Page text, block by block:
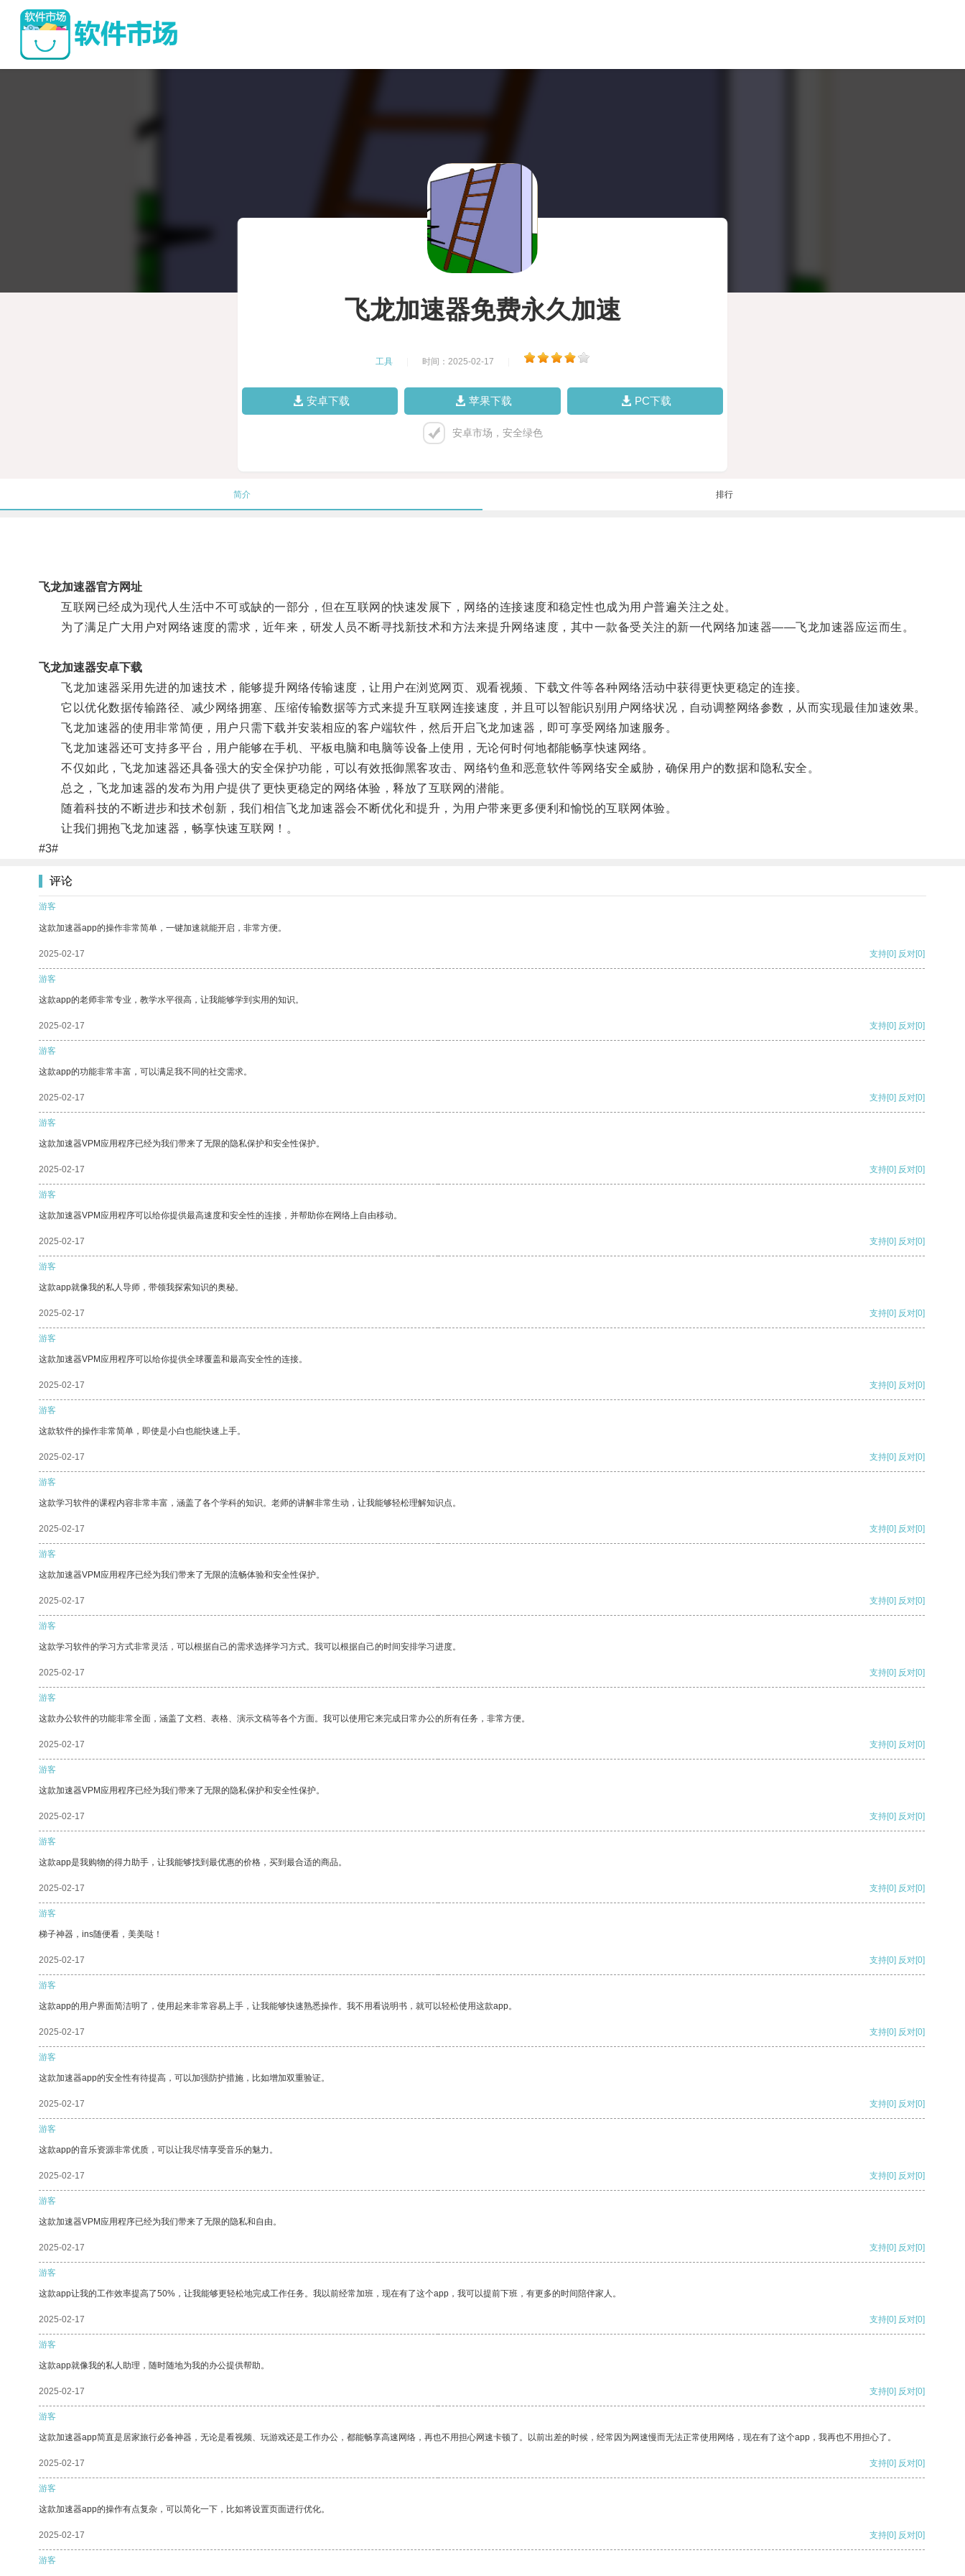
飞龙加速器免费永久加速
工具 时间：2025-02-17
安卓下载 苹果下载 PC下载
安卓市场，安全绿色
简介 排行
飞龙加速器官方网址
互联网已经成为现代人生活中不可或缺的一部分，但在互联网的快速发展下，网络的连接速度和稳定性也成为用户普遍关注之处。
为了满足广大用户对网络速度的需求，近年来，研发人员不断寻找新技术和方法来提升网络速度，其中一款备受关注的新一代网络加速器——飞龙加速器应运而生。
飞龙加速器安卓下载
飞龙加速器采用先进的加速技术，能够提升网络传输速度，让用户在浏览网页、观看视频、下载文件等各种网络活动中获得更快更稳定的连接。
它以优化数据传输路径、减少网络拥塞、压缩传输数据等方式来提升互联网连接速度，并且可以智能识别用户网络状况，自动调整网络参数，从而实现最佳加速效果。
飞龙加速器的使用非常简便，用户只需下载并安装相应的客户端软件，然后开启飞龙加速器，即可享受网络加速服务。
飞龙加速器还可支持多平台，用户能够在手机、平板电脑和电脑等设备上使用，无论何时何地都能畅享快速网络。
不仅如此，飞龙加速器还具备强大的安全保护功能，可以有效抵御黑客攻击、网络钓鱼和恶意软件等网络安全威胁，确保用户的数据和隐私安全。
总之，飞龙加速器的发布为用户提供了更快更稳定的网络体验，释放了互联网的潜能。
随着科技的不断进步和技术创新，我们相信飞龙加速器会不断优化和提升，为用户带来更多便利和愉悦的互联网体验。
让我们拥抱飞龙加速器，畅享快速互联网！。
#3#
评论
游客
这款加速器app的操作非常简单，一键加速就能开启，非常方便。
2025-02-17 支持[0] 反对[0]
游客
这款app的老师非常专业，教学水平很高，让我能够学到实用的知识。
2025-02-17 支持[0] 反对[0]
游客
这款app的功能非常丰富，可以满足我不同的社交需求。
2025-02-17 支持[0] 反对[0]
游客
这款加速器VPM应用程序已经为我们带来了无限的隐私保护和安全性保护。
2025-02-17 支持[0] 反对[0]
游客
这款加速器VPM应用程序可以给你提供最高速度和安全性的连接，并帮助你在网络上自由移动。
2025-02-17 支持[0] 反对[0]
游客
这款app就像我的私人导师，带领我探索知识的奥秘。
2025-02-17 支持[0] 反对[0]
游客
这款加速器VPM应用程序可以给你提供全球覆盖和最高安全性的连接。
2025-02-17 支持[0] 反对[0]
游客
这款软件的操作非常简单，即使是小白也能快速上手。
2025-02-17 支持[0] 反对[0]
游客
这款学习软件的课程内容非常丰富，涵盖了各个学科的知识。老师的讲解非常生动，让我能够轻松理解知识点。
2025-02-17 支持[0] 反对[0]
游客
这款加速器VPM应用程序已经为我们带来了无限的流畅体验和安全性保护。
2025-02-17 支持[0] 反对[0]
游客
这款学习软件的学习方式非常灵活，可以根据自己的需求选择学习方式。我可以根据自己的时间安排学习进度。
2025-02-17 支持[0] 反对[0]
游客
这款办公软件的功能非常全面，涵盖了文档、表格、演示文稿等各个方面。我可以使用它来完成日常办公的所有任务，非常方便。
2025-02-17 支持[0] 反对[0]
游客
这款加速器VPM应用程序已经为我们带来了无限的隐私保护和安全性保护。
2025-02-17 支持[0] 反对[0]
游客
这款app是我购物的得力助手，让我能够找到最优惠的价格，买到最合适的商品。
2025-02-17 支持[0] 反对[0]
游客
梯子神器，ins随便看，美美哒！
2025-02-17 支持[0] 反对[0]
游客
这款app的用户界面简洁明了，使用起来非常容易上手，让我能够快速熟悉操作。我不用看说明书，就可以轻松使用这款app。
2025-02-17 支持[0] 反对[0]
游客
这款加速器app的安全性有待提高，可以加强防护措施，比如增加双重验证。
2025-02-17 支持[0] 反对[0]
游客
这款app的音乐资源非常优质，可以让我尽情享受音乐的魅力。
2025-02-17 支持[0] 反对[0]
游客
这款加速器VPM应用程序已经为我们带来了无限的隐私和自由。
2025-02-17 支持[0] 反对[0]
游客
这款app让我的工作效率提高了50%，让我能够更轻松地完成工作任务。我以前经常加班，现在有了这个app，我可以提前下班，有更多的时间陪伴家人。
2025-02-17 支持[0] 反对[0]
游客
这款app就像我的私人助理，随时随地为我的办公提供帮助。
2025-02-17 支持[0] 反对[0]
游客
这款加速器app简直是居家旅行必备神器，无论是看视频、玩游戏还是工作办公，都能畅享高速网络，再也不用担心网速卡顿了。以前出差的时候，经常因为网速慢而无法正常使用网络，现在有了这个app，我再也不用担心了。
2025-02-17 支持[0] 反对[0]
游客
这款加速器app的操作有点复杂，可以简化一下，比如将设置页面进行优化。
2025-02-17 支持[0] 反对[0]
游客